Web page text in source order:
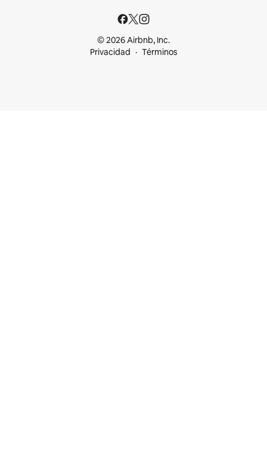
© 2026 Airbnb, Inc.
Privacidad
Términos